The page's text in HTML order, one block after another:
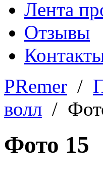
Лента
Отзывы
PRemer /
волл /
Фото 15